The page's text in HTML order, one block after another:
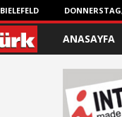
BIELEFELD
ANASAYFA